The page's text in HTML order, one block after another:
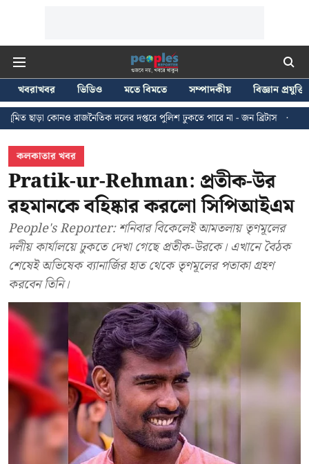
খবরাখবর ভিডিও মতে বিমতে সম্পাদকীয়
বিজ্ঞান প্রযুক্তি
দলের দপ্তরে পুলিশ ঢুকতে পারে না - জন ব্রিটাস
কলকাতায় ২৪
কলকাতার খবর
Pratik-ur-Rehman: প্রতীক-উর
রহমানকে বহিষ্কার করলো সিপিআইএম
People's Reporter: শনিবার বিকেলেই আমতলায় তৃণমূলের
দলীয় কার্যালয়ে ঢুকতে দেখা গেছে প্রতীক-উরকে। এখানে বৈঠক
শেষেই অভিষেক ব্যানার্জির হাত থেকে তৃণমূলের পতাকা গ্রহণ
করবেন তিনি।